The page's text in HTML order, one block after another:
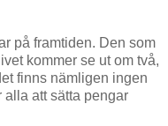
på framtiden. Den som
kommer se ut om två,
finns nämligen ingen
alla att sätta pengar